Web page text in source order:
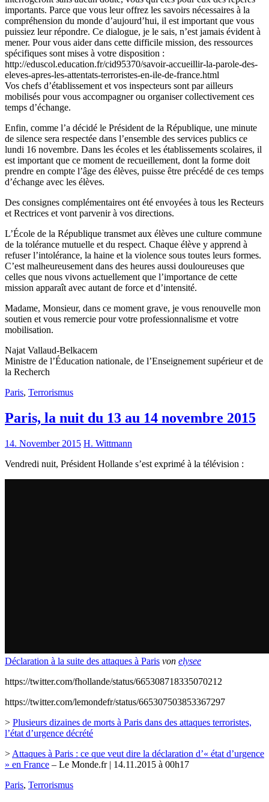
importants. Parce que vous leur offrez les savoirs nécessaires à la
compréhension du monde d’aujourd’hui, il est important que vous
puissiez leur répondre. Ce dialogue, je le sais, n’est jamais évident à
mener. Pour vous aider dans cette difficile mission, des ressources
spécifiques sont mises à votre disposition :
http://eduscol.education.fr/cid95370/savoir-accueillir-la-parole-des-
eleves-apres-les-attentats-terroristes-en-ile-de-france.html
Vos chefs d’établissement et vos inspecteurs sont par ailleurs
mobilisés pour vous accompagner ou organiser collectivement ces
temps d’échange.
Enfin, comme l’a décidé le Président de la République, une minute
de silence sera respectée dans l’ensemble des services publics ce
lundi 16 novembre. Dans les écoles et les établissements scolaires, il
est important que ce moment de recueillement, dont la forme doit
prendre en compte l’âge des élèves, puisse être précédé de ces temps
d’échange avec les élèves.
Des consignes complémentaires ont été envoyées à tous les Recteurs
et Rectrices et vont parvenir à vos directions.
L’École de la République transmet aux élèves une culture commune
de la tolérance mutuelle et du respect. Chaque élève y apprend à
refuser l’intolérance, la haine et la violence sous toutes leurs formes.
C’est malheureusement dans des heures aussi douloureuses que
celles que nous vivons actuellement que l’importance de cette
mission apparaît avec autant de force et d’intensité.
Madame, Monsieur, dans ce moment grave, je vous renouvelle mon
soutien et vous remercie pour votre professionnalisme et votre
mobilisation.
Najat Vallaud-Belkacem
Ministre de l’Éducation nationale, de l’Enseignement supérieur et de
la Recherch
Paris, Terrorismus
Paris, la nuit du 13 au 14 novembre 2015
14. November 2015 H. Wittmann
Vendredi nuit, Président Hollande s’est exprimé à la télévision :
Déclaration à la suite des attaques à Paris von elysee
https://twitter.com/fhollande/status/665308718335070212
https://twitter.com/lemondefr/status/665307503853367297
> Plusieurs dizaines de morts à Paris dans des attaques terroristes,
l’état d’urgence décrété
> Attaques à Paris : ce que veut dire la déclaration d’« état d’urgence
» en France – Le Monde.fr | 14.11.2015 à 00h17
Paris, Terrorismus